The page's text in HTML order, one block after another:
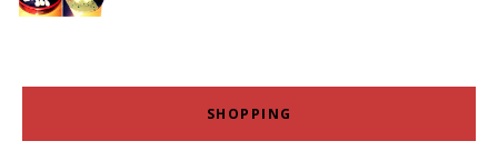
SHOPPING